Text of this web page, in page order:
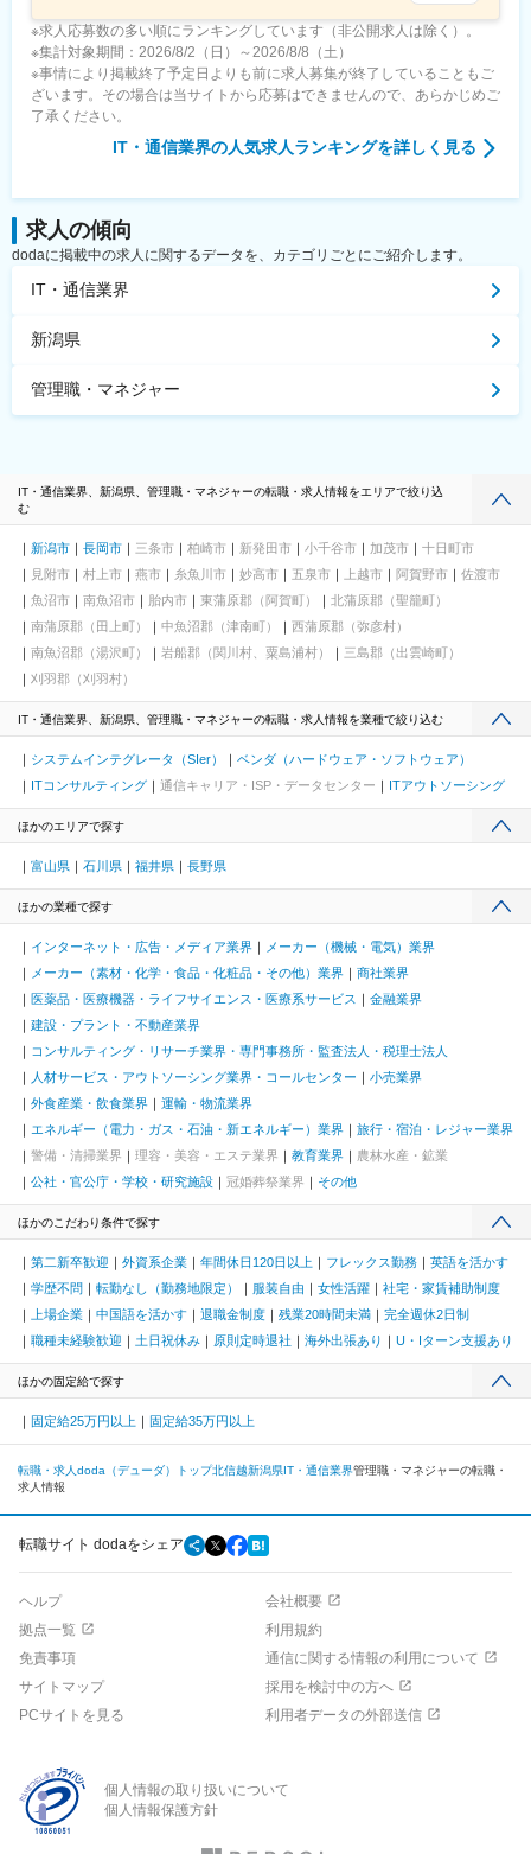
※求人応募数の多い順にランキングしています（非公開求人は除く）。
※集計対象期間：2026/8/2（日）～2026/8/8（土）
※事情により掲載終了予定日よりも前に求人募集が終了していることもご
ざいます。その場合は当サイトから応募はできませんので、あらかじめご
了承ください。
IT・通信業界の人気求人ランキングを詳しく見る
求人の傾向
dodaに掲載中の求人に関するデータを、カテゴリごとにご紹介します。
IT・通信業界
新潟県
管理職・マネジャー
IT・通信業界、新潟県、管理職・マネジャーの転職・求人情報をエリアで絞り込
む
新潟市 長岡市 三条市 柏崎市 新発田市 小千谷市 加茂市
十日町市
見附市
村上市 燕市 糸魚川市 妙高市 五泉市 上越市 阿賀野市
佐渡市
魚沼市
南魚沼市 胎内市 東蒲原郡（阿賀町）
北蒲原郡（聖籠町）
南蒲原郡（田上町）
中魚沼郡（津南町）
西蒲原郡（弥彦村）
南魚沼郡（湯沢町）
岩船郡（関川村、粟島浦村）
三島郡（出雲崎町）
刈羽郡（刈羽村）
IT・通信業界、新潟県、管理職・マネジャーの転職・求人情報を業種で絞り込む
システムインテグレータ（SIer）
ベンダ（ハードウェア・ソフトウェア）
ITコンサルティング
通信キャリア・ISP・データセンター ITアウトソーシング
ほかのエリアで探す
富山県 石川県 福井県 長野県
ほかの業種で探す
インターネット・広告・メディア業界
メーカー（機械・電気）業界
メーカー（素材・化学・食品・化粧品・その他）業界
商社業界
医薬品・医療機器・ライフサイエンス・医療系サービス
金融業界
建設・プラント・不動産業界
コンサルティング・リサーチ業界・専門事務所・監査法人・税理士法人
人材サービス・アウトソーシング業界・コールセンター
小売業界
外食産業・飲食業界
運輸・物流業界
エネルギー（電力・ガス・石油・新エネルギー）業界
旅行・宿泊・レジャー業界
警備・清掃業界
理容・美容・エステ業界 教育業界
農林水産・鉱業
公社・官公庁・学校・研究施設
冠婚葬祭業界 その他
ほかのこだわり条件で探す
第二新卒歓迎 外資系企業 年間休日120日以上 フレックス勤務
英語を活かす
学歴不問
転勤なし（勤務地限定） 服装自由 女性活躍
社宅・家賃補助制度
上場企業
中国語を活かす 退職金制度 残業20時間未満
完全週休2日制
職種未経験歓迎
土日祝休み 原則定時退社 海外出張あり U・Iターン支援あり
ほかの固定給で探す
固定給25万円以上 固定給35万円以上
転職・求人doda（デューダ）トップ北信越新潟県IT・通信業界管理職・マネジャーの転職・
求人情報
転職サイト dodaをシェア
ヘルプ
会社概要
拠点一覧
利用規約
免責事項
通信に関する情報の利用について
サイトマップ
採用を検討中の方へ
PCサイトを見る
利用者データの外部送信
個人情報の取り扱いについて
個人情報保護方針